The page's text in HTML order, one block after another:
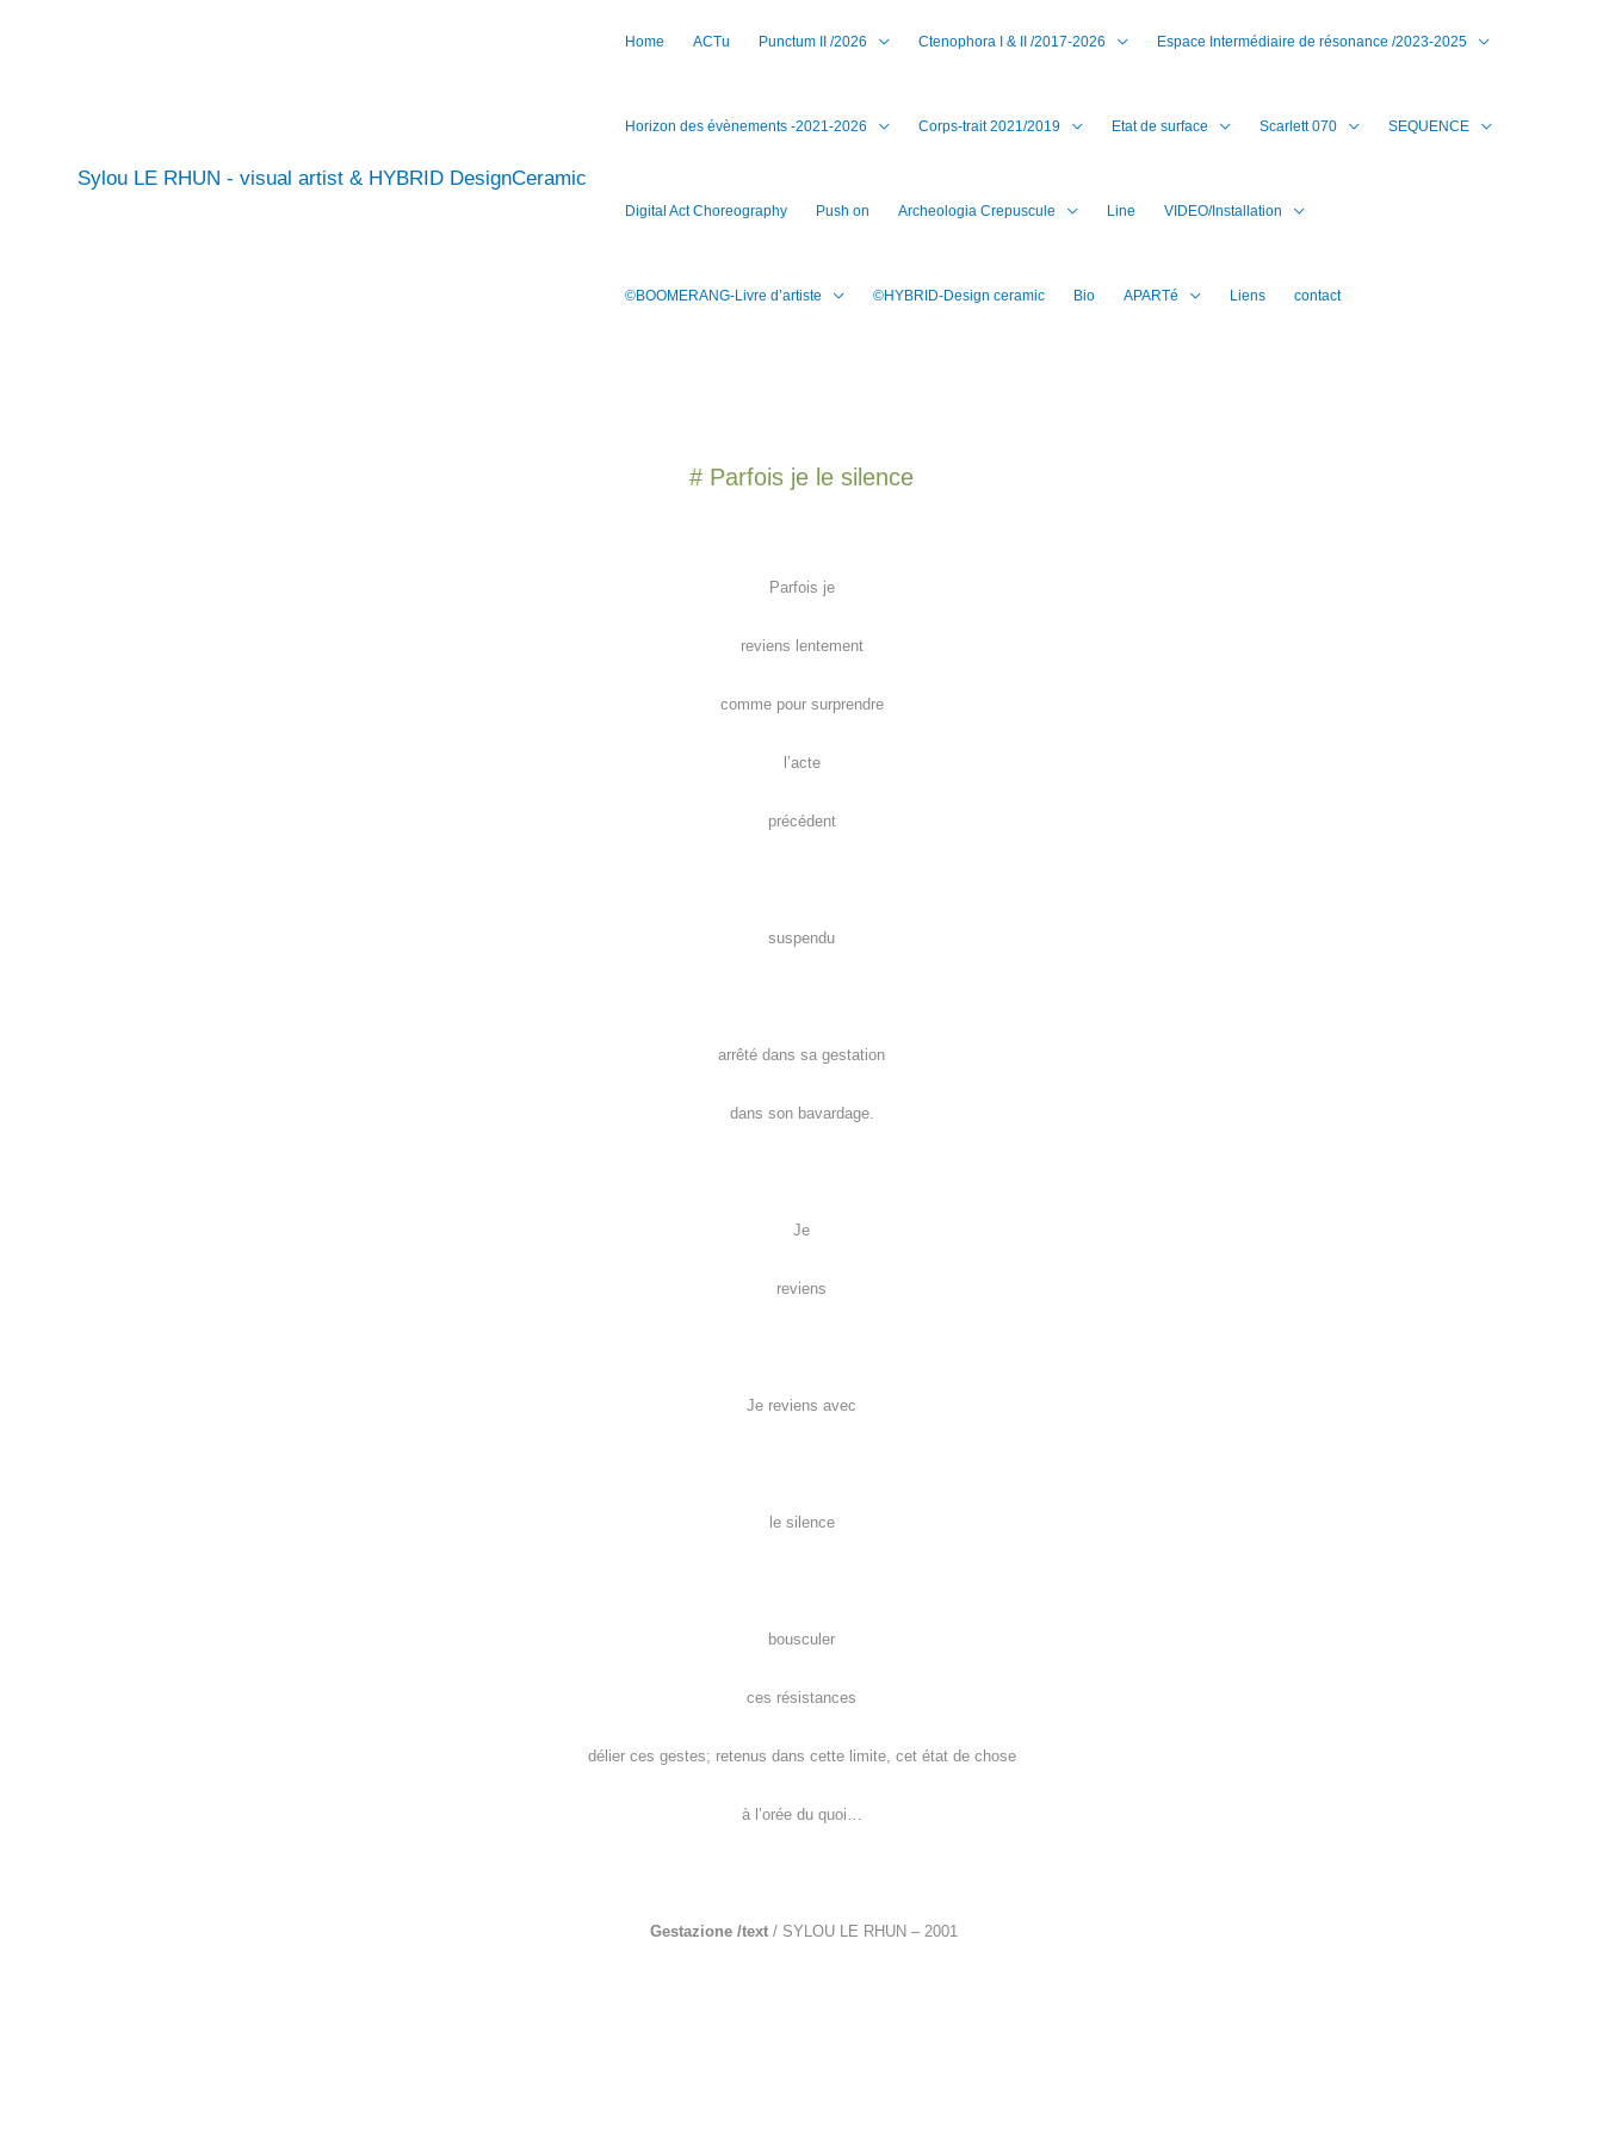
Sylou LE RHUN - visual artist & HYBRID DesignCeramic
Home ACTu Punctum II /2026 Ctenophora I & II /2017-2026 Espace Intermédiaire de résonance /2023-2025
Horizon des évènements -2021-2026 Corps-trait 2021/2019 Etat de surface Scarlett 070 SEQUENCE
Digital Act Choreography Push on Archeologia Crepuscule Line VIDEO/Installation
©BOOMERANG-Livre d’artiste ©HYBRID-Design ceramic Bio APARTé Liens contact
# Parfois je le silence
Parfois je
reviens lentement
comme pour surprendre
l’acte
précédent
suspendu
arrêté dans sa gestation
dans son bavardage.
Je
reviens
Je reviens avec
le silence
bousculer
ces résistances
délier ces gestes; retenus dans cette limite, cet état de chose
à l’orée du quoi…
Gestazione /text / SYLOU LE RHUN – 2001